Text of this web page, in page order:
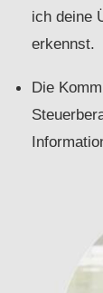
ich deine
erkennst.
Die